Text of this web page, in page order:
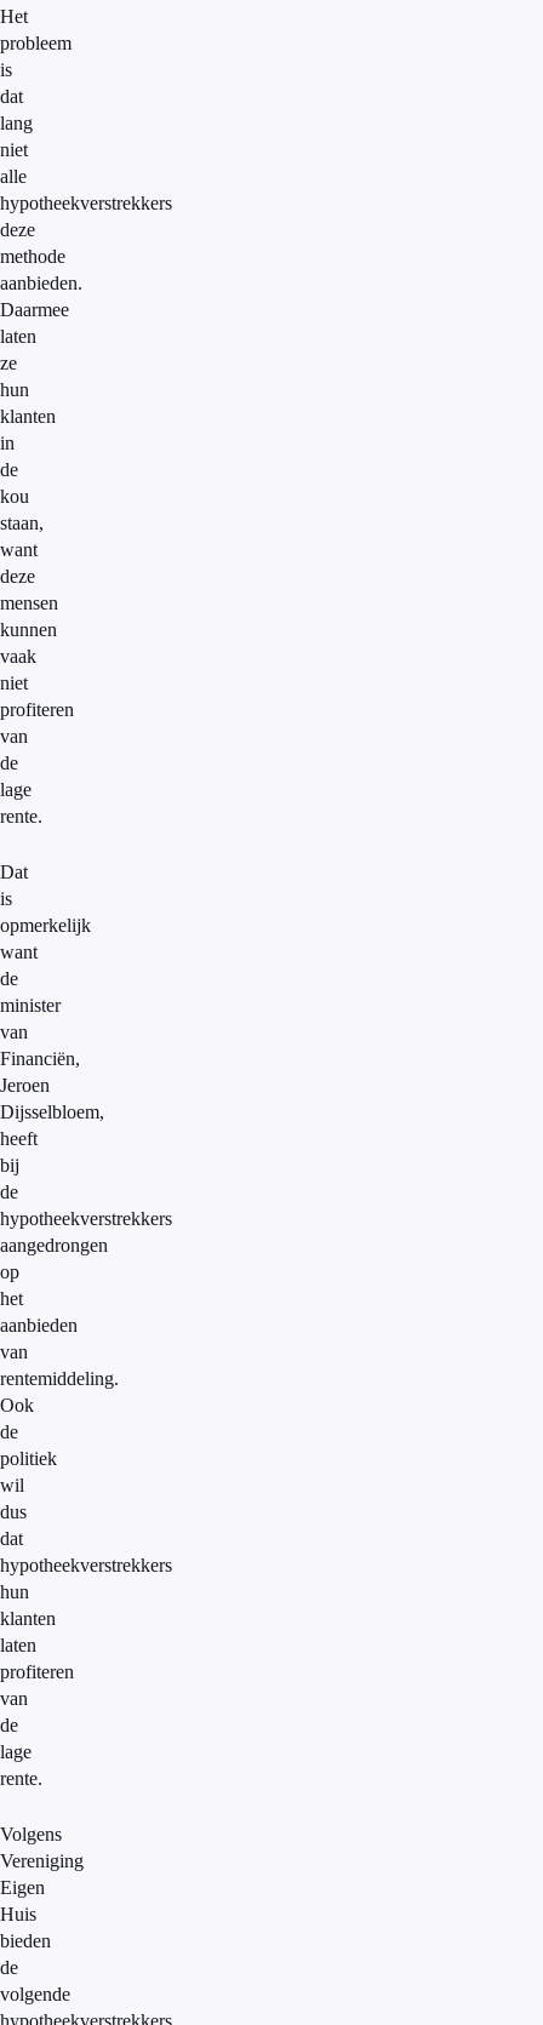
Het
probleem
is
dat
lang
niet
alle
hypotheekverstrekkers
deze
methode
aanbieden.
Daarmee
laten
ze
hun
klanten
in
de
kou
staan,
want
deze
mensen
kunnen
vaak
niet
profiteren
van
de
lage
rente.
Dat
is
opmerkelijk
want
de
minister
van
Financiën,
Jeroen
Dijsselbloem,
heeft
bij
de
hypotheekverstrekkers
aangedrongen
op
het
aanbieden
van
rentemiddeling.
Ook
de
politiek
wil
dus
dat
hypotheekverstrekkers
hun
klanten
laten
profiteren
van
de
lage
rente.
Volgens
Vereniging
Eigen
Huis
bieden
de
volgende
hypotheekverstrekkers